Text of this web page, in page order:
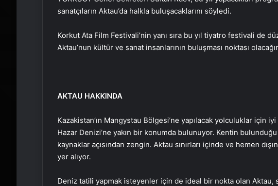
sanatçıların Aktau’da halkla buluşacaklarını söyledi.
Korkut Ata Film Festivali’nin yanı sıra bu yıl tiyatro festivali de
Aktau’nun kültür ve sanat insanlarının buluşması noktası
AKTAU HAKKINDA
Kazakistan’ın Mangystau Bölgesi’ne yapılacak yolculuklar için
Hazar Denizi’ne yakın bir konumda bulunuyor. Kentin
kaynaklar açısından zengin. Aktau sınırları içinde ve hemen
yer alıyor.
Deniz tatili yapmak isteyenler için de ideal bir nokta olan